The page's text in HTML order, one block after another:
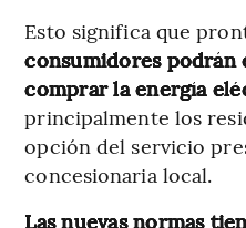
Esto significa que
consumidores podrán
comprar la energía
principalmente los
opción del servicio
concesionaria local.
Las nuevas normas